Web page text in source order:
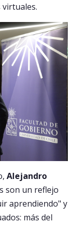
Alejandro
son un reflejo
aprendiendo" y
más del